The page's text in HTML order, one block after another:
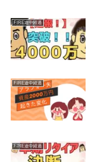
FIRE途中経過
FIRE途中経過
FIRE途中経過